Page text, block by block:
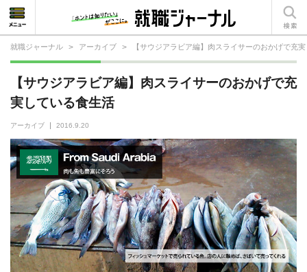
就職ジャーナル > アーカイブ > 【サウジアラビア編】肉スライサーのおかげで充
【サウジアラビア編】肉スライサーのおかげで充
実している食生活
アーカイブ 2016.9.20
就活相談
就活ノウハウ
仕事の選び方・ヒント
仕事とは？
就活コラム